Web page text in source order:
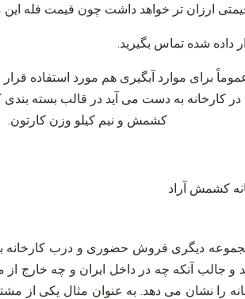
ارزان‌ تر خواهد داشت چون قیمت فله
داده شده تماس بگیرید.
عموماً برای موارد آبگیری هم مورد
کشمش و نیم کیلو وزن کارتون.
آنکه چه در داخل ایران و چه خارج از
را نشان می‌ دهد. به عنوان مثال یکی از